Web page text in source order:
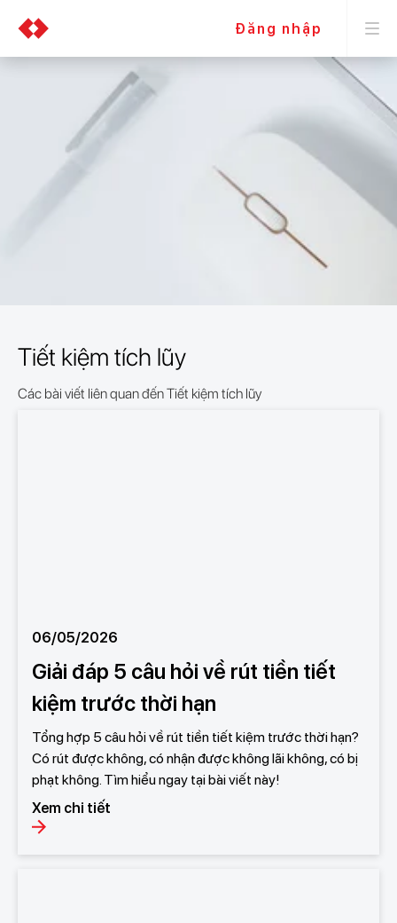
Đăng nhập
Tiết kiệm tích lũy
Các bài viết liên quan đến Tiết kiệm tích lũy
06/05/2026
Giải đáp 5 câu hỏi về rút tiền tiết
kiệm trước thời hạn
Tổng hợp 5 câu hỏi về rút tiền tiết kiệm trước thời hạn?
Có rút được không, có nhận được không lãi không, có bị
phạt không. Tìm hiểu ngay tại bài viết này!
Xem chi tiết